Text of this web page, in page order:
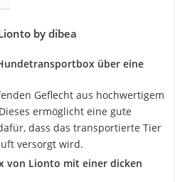
by dibea
über eine
Geflecht aus hochwertigem
ermöglicht eine gute
dass das transportierte Tier
versorgt wird.
von Lionto mit einer dicken